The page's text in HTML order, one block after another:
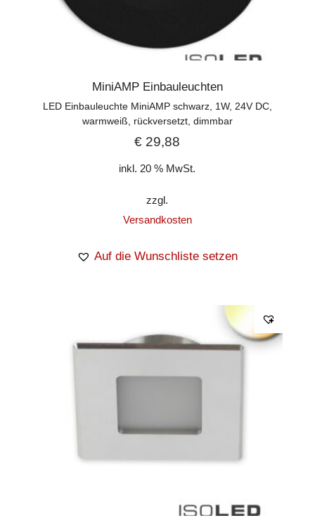
MiniAMP Einbauleuchten
LED Einbauleuchte MiniAMP schwarz, 1W, 24V DC,
warmweiß, rückversetzt, dimmbar
€ 29,88
inkl. 20 % MwSt.
zzgl.
Versandkosten
Auf die Wunschliste setzen